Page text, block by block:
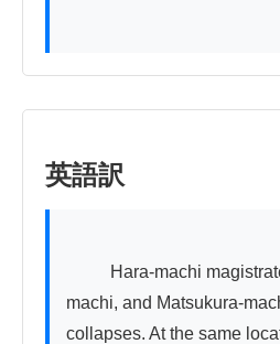
英語訳
machi, and Matsukura-
collapses. At the same